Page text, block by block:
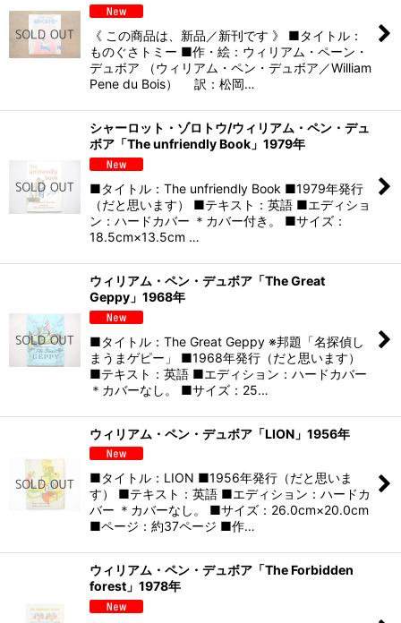
《 この商品は、新品／新刊です 》 ■タイトル：
ものぐさトミー ■作・絵：ウィリアム・ペーン・
デュボア （ウィリアム・ペン・デュボア／William
Pene du Bois） 訳：松岡…
シャーロット・ゾロトウ/ウィリアム・ペン・デュ
ボア「The unfriendly Book」1979年
■タイトル：The unfriendly Book ■1979年発行
（だと思います） ■テキスト：英語 ■エディショ
ン：ハードカバー ＊カバー付き。 ■サイズ：
18.5cm×13.5cm …
ウィリアム・ペン・デュボア「The Great
Geppy」1968年
■タイトル：The Great Geppy ※邦題「名探偵し
まうまゲピー」 ■1968年発行（だと思います）
■テキスト：英語 ■エディション：ハードカバー
＊カバーなし。 ■サイズ：25…
ウィリアム・ペン・デュボア「LION」1956年
■タイトル：LION ■1956年発行（だと思いま
す） ■テキスト：英語 ■エディション：ハードカ
バー ＊カバーなし。 ■サイズ：26.0cm×20.0cm
■ページ：約37ページ ■作…
ウィリアム・ペン・デュボア「The Forbidden
forest」1978年